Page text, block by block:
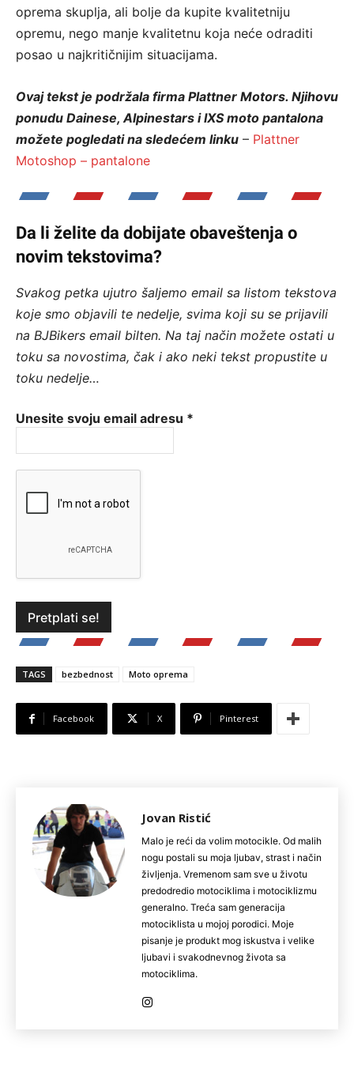
oprema skuplja, ali bolje da kupite kvalitetniju
opremu, nego manje kvalitetnu koja neće odraditi
posao u najkritičnijim situacijama.
Ovaj tekst je podržala firma Plattner Motors. Njihovu
ponudu Dainese, Alpinestars i IXS moto pantalona
možete pogledati na sledećem linku – Plattner
Motoshop – pantalone
Da li želite da dobijate obaveštenja o
novim tekstovima?
Svakog petka ujutro šaljemo email sa listom tekstova
koje smo objavili te nedelje, svima koji su se prijavili
na BJBikers email bilten. Na taj način možete ostati u
toku sa novostima, čak i ako neki tekst propustite u
toku nedelje…
Unesite svoju email adresu *
TAGS bezbednost Moto oprema
Facebook X Pinterest
Jovan Ristić
Malo je reći da volim motocikle. Od malih
nogu postali su moja ljubav, strast i način
življenja. Vremenom sam sve u životu
predodredio motociklima i motociklizmu
generalno. Treća sam generacija
motociklista u mojoj porodici. Moje
pisanje je produkt mog iskustva i velike
ljubavi i svakodnevnog života sa
motociklima.